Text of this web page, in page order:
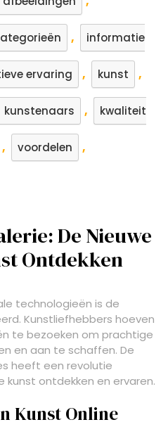
, informatie
ervaring , kunst ,
kunstenaars , kwaliteit
, voordelen ,
De Nieuwe
Ontdekken
technologieën is de
Kunstliefhebbers hoeven
te bezoeken om prachtige
en aan te schaffen. De
heeft een revolutie
ontdekken en ervaren.
Kunst Online